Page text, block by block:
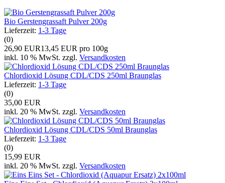
Bio Gerstengrassaft Pulver 200g
Lieferzeit: 1-3 Tage
(0)
26,90 EUR13,45 EUR pro 100g
inkl. 10 % MwSt. zzgl. Versandkosten
Chlordioxid Lösung CDL/CDS 250ml Braunglas
Lieferzeit: 1-3 Tage
(0)
35,00 EUR
inkl. 20 % MwSt. zzgl. Versandkosten
Chlordioxid Lösung CDL/CDS 50ml Braunglas
Lieferzeit: 1-3 Tage
(0)
15,99 EUR
inkl. 20 % MwSt. zzgl. Versandkosten